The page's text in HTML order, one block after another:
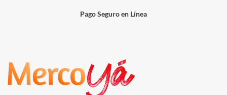
Pago Seguro en Línea